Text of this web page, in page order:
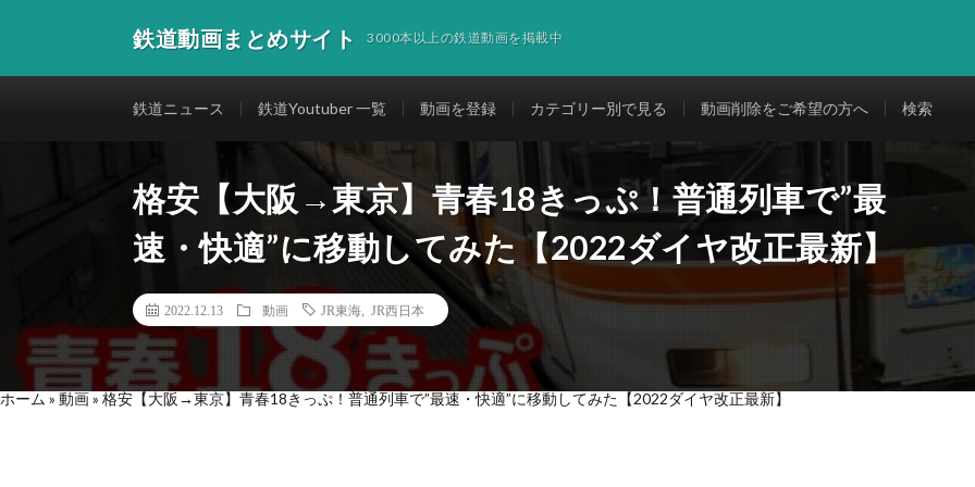
鉄道動画まとめサイト 3000本以上の鉄道動画を掲載中
鉄道ニュース 鉄道Youtuber 一覧 動画を登録 カテゴリー別で見る 動画削除をご希望の方へ 検索
格安【大阪→東京】青春18きっぷ！普通列車で”最
速・快適”に移動してみた【2022ダイヤ改正最新】
2022.12.13 動画 JR東海 JR西日本
ホーム » 動画» 格安【大阪→東京】青春18きっぷ！普通列車で”最速・快適”に移動してみた【2022ダイヤ改正最新】